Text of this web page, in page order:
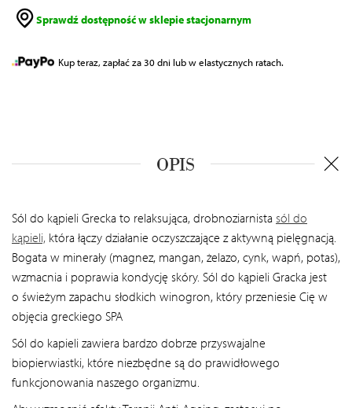
Sprawdź dostępność w sklepie stacjonarnym
Kup teraz, zapłać za 30 dni lub w elastycznych ratach.
OPIS
Sól do kąpieli Grecka to relaksująca, drobnoziarnista sól do
kąpieli, która łączy działanie oczyszczające z aktywną pielęgnacją.
Bogata w minerały (magnez, mangan, żelazo, cynk, wapń, potas),
wzmacnia i poprawia kondycję skóry. Sól do kąpieli Gracka jest
o świeżym zapachu słodkich winogron, który przeniesie Cię w
objęcia greckiego SPA
Sól do kapieli zawiera bardzo dobrze przyswajalne
biopierwiastki, które niezbędne są do prawidłowego
funkcjonowania naszego organizmu.